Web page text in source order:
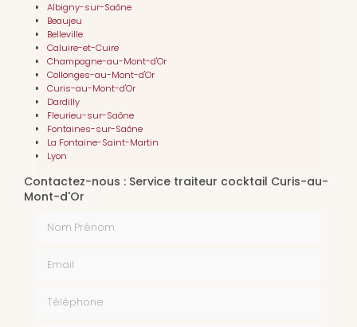
Albigny-sur-Saône
Beaujeu
Belleville
Caluire-et-Cuire
Champagne-au-Mont-d'Or
Collonges-au-Mont-d'Or
Curis-au-Mont-d'Or
Dardilly
Fleurieu-sur-Saône
Fontaines-sur-Saône
La Fontaine-Saint-Martin
Lyon
Contactez-nous : Service traiteur cocktail Curis-au-
Mont-d'Or